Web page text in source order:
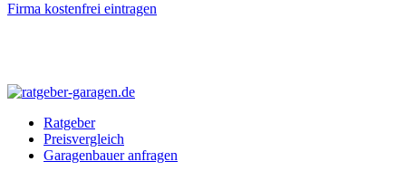
Firma kostenfrei eintragen
Ratgeber
Preisvergleich
Garagenbauer anfragen